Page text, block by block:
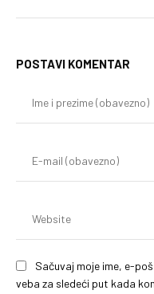
POSTAVI KOMENTAR
Sačuvaj moje ime, e-
veba za sledeći put kada